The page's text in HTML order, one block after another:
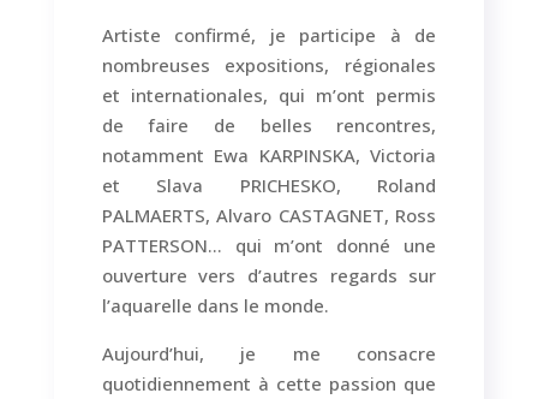
Artiste confirmé, je participe à de
nombreuses expositions, régionales
et internationales, qui m’ont permis
de faire de belles rencontres,
notamment Ewa KARPINSKA, Victoria
et Slava PRICHESKO, Roland
PALMAERTS, Alvaro CASTAGNET, Ross
PATTERSON… qui m’ont donné une
ouverture vers d’autres regards sur
l’aquarelle dans le monde.
Aujourd’hui, je me consacre
quotidiennement à cette passion que